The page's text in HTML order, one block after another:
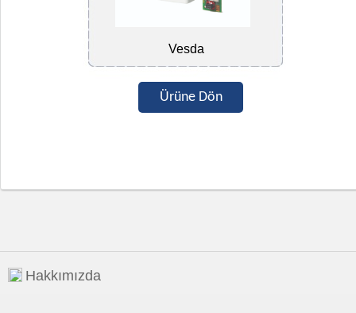
Ürüne Dön
Vesda
Hakkımızda